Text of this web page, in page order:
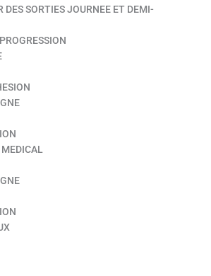
DES SORTIES JOURNEE ET DEMI-